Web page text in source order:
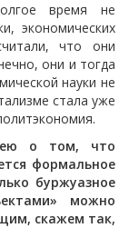
время не
экономических
что они
они и тогда
науки не
стала уже
о том, что
формальное
буржуазное
можно
скажем так,